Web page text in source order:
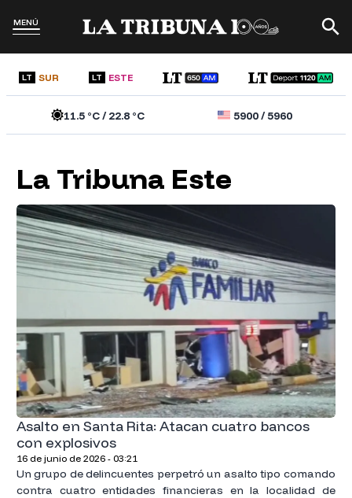
MENÚ
LT SUR LT ESTE
11.5°C /22.8°C 5900/5960
La Tribuna Este
Asalto en Santa Rita: Atacan cuatro bancos
con explosivos
16 de junio de 2026 - 03:21
Un grupo de delincuentes perpetró un asalto tipo comando
contra cuatro entidades financieras en la localidad de